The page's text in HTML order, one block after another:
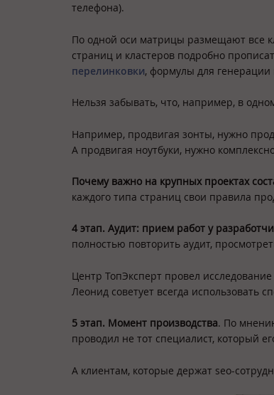
телефона).
По одной оси матрицы размещают все
страниц и кластеров подробно
перелинковки, формулы для генерации
Нельзя забывать, что, например, в
Например, продвигая зонты, нужно
А продвигая ноутбуки, нужно
Почему важно на крупных проектах
каждого типа страниц свои правила
4 этап. Аудит: прием работ у
полностью повторить аудит,
Центр ТопЭксперт провел
Леонид советует всегда использовать
5 этап. Момент производства. По
проводил не тот специалист, который
А клиентам, которые держат seo-